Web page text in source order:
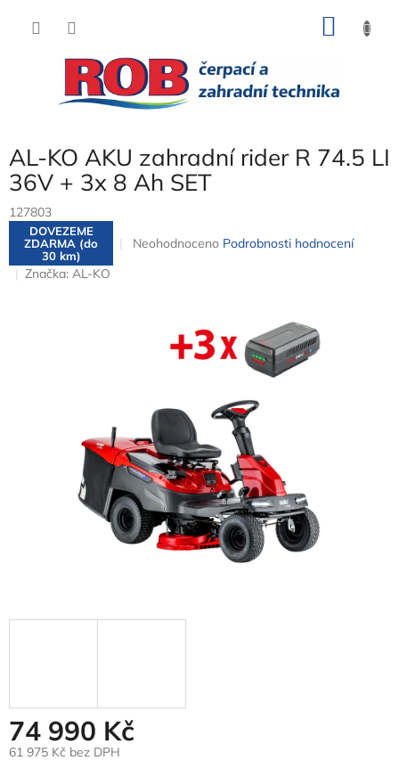
AL-KO AKU zahradní rider R 74.5 LI
36V + 3x 8 Ah SET
127803
DOVEZEME
ZDARMA (do
30 km)
Průměrné
hvězdiček.
Neohodnoceno Podrobnosti hodnocení
Značka: AL-KO
74 990 Kč
61 975 Kč bez DPH